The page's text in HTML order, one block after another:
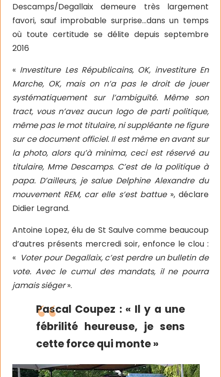
Descamps/Degallaix demeure très largement
favori, sauf improbable surprise…dans un temps
où toute certitude se délite depuis septembre
2016
« Investiture Les Républicains, OK, investiture En
Marche, OK, mais on n’a pas le droit de jouer
systématiquement sur l’ambiguïté. Même son
tract, vous n’avez aucun logo de parti politique,
même pas le mot titulaire, ni suppléante ne figure
sur ce document officiel. Il est même en avant sur
la photo, alors qu’à minima, ceci est réservé au
titulaire, Mme Descamps. C’est de la politique à
papa. D’ailleurs, je salue Delphine Alexandre du
mouvement REM, car elle s’est battue », déclare
Didier Legrand.
Antoine Lopez, élu de St Saulve comme beaucoup
d’autres présents mercredi soir, enfonce le clou :
« Voter pour Degallaix, c’est perdre un bulletin de
vote. Avec le cumul des mandats, il ne pourra
jamais siéger».
Pascal Coupez : « Il y a une
fébrilité heureuse, je sens
cette force qui monte »